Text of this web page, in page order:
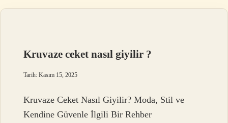
Kruvaze ceket nasıl giyilir ?
Tarih: Kasım 15, 2025
Kruvaze Ceket Nasıl Giyilir? Moda, Stil ve
Kendine Güvenle İlgili Bir Rehber